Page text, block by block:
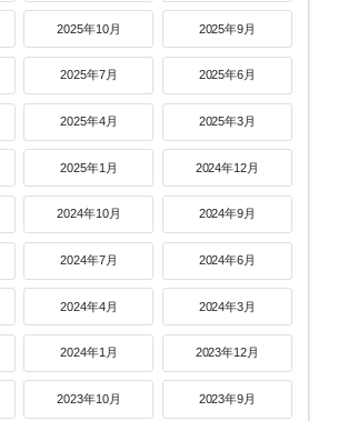
2025年10月 2025年9月
2025年7月 2025年6月
2025年4月 2025年3月
2025年1月 2024年12月
2024年10月 2024年9月
2024年7月 2024年6月
2024年4月 2024年3月
2024年1月 2023年12月
2023年10月 2023年9月